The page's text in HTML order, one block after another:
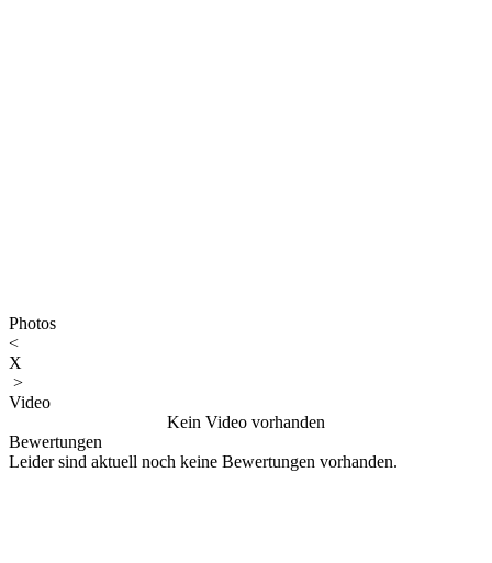
Photos
<
X
>
Video
Kein Video vorhanden
Bewertungen
Leider sind aktuell noch keine Bewertungen vorhanden.